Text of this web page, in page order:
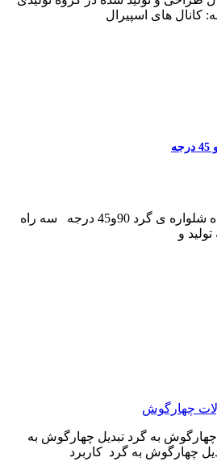
خانه / کانال اسپیرال/سه راه شلواره ی گرد 90و45 درجه سه راه
چهارگوش
چهارگوش به گرد تبدیل چهارگوش به
چهارگوش به گرد کاربرد